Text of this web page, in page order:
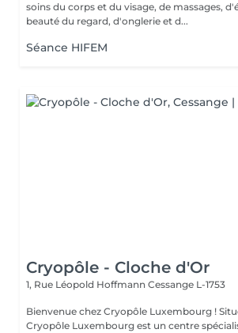
soins du corps et du visage, de massages,
beauté du regard, d'onglerie et d...
Séance HIFEM
Cryopôle - Cloche d'Or
1, Rue Léopold Hoffmann Cessange L-1753
Bienvenue chez Cryopôle Luxembourg ! Situé à la Cloche d'Or,
Cryopôle Luxembourg est un centre